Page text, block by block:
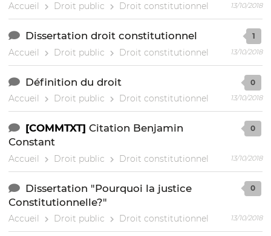
Accueil Droit public Droit constitutionnel 13/10/2018
Dissertation droit constitutionnel
Accueil Droit public Droit constitutionnel
1
13/10/2018
Définition du droit
Accueil Droit public Droit constitutionnel
0
13/10/2018
[COMMTXT] Citation Benjamin
Constant
Accueil Droit public Droit constitutionnel
0
13/10/2018
Dissertation "Pourquoi la justice
Constitutionnelle?"
Accueil Droit public Droit constitutionnel
0
13/10/2018